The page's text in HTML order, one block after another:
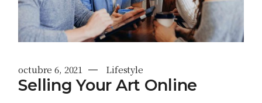
octubre 6, 2021 Lifestyle
Selling Your Art Online